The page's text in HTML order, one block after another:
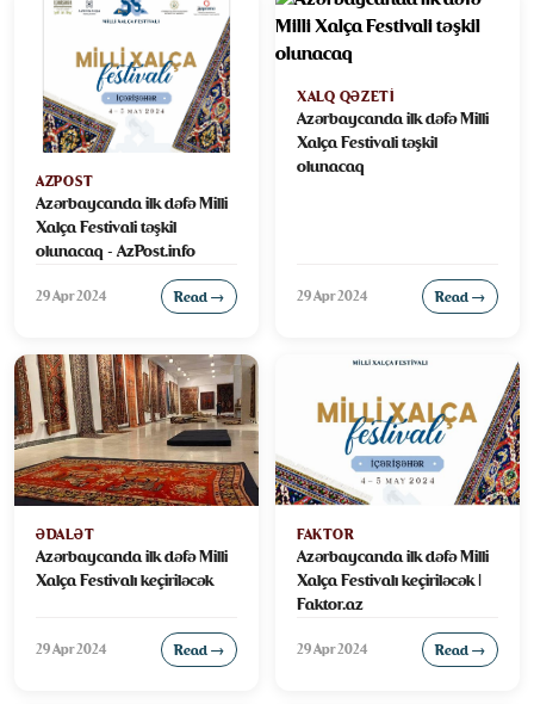
AZPOST
Azərbaycanda ilk dəfə Milli
Xalça Festivali təşkil
olunacaq - AzPost.info
29 Apr 2024 Read →
XALQ QƏZETI
Azərbaycanda ilk dəfə Milli
Xalça Festivali təşkil
olunacaq
29 Apr 2024 Read →
ƏDALƏT
Azərbaycanda ilk dəfə Milli
Xalça Festivalı keçiriləcək
29 Apr 2024 Read →
FAKTOR
Azərbaycanda ilk dəfə Milli
Xalça Festivalı keçiriləcək |
Faktor.az
29 Apr 2024 Read →